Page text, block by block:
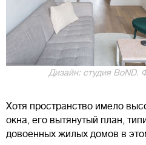
Дизайн: студия BoND.
Хотя пространство имело
окна, его вытянутый план,
довоенных жилых домов в